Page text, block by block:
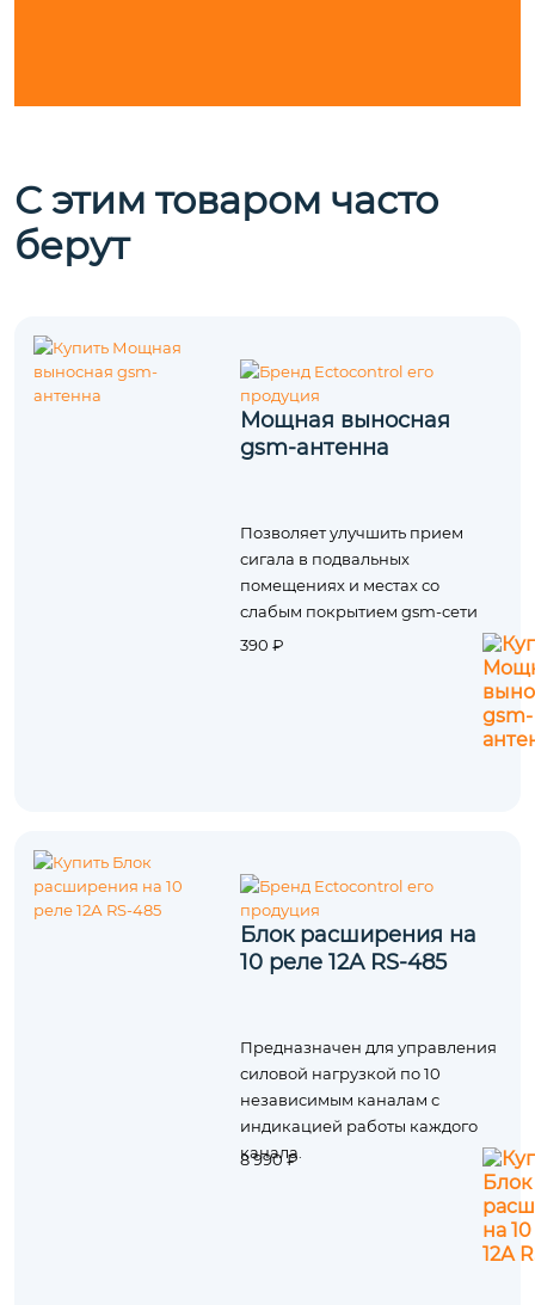
С этим товаром часто
берут
Мощная выносная
gsm-антенна
Позволяет улучшить прием
сигала в подвальных
помещениях и местах со
слабым покрытием gsm-сети
390 ₽
Блок расширения на
10 реле 12А RS-485
Предназначен для управления
силовой нагрузкой по 10
независимым каналам с
индикацией работы каждого
канала.
8 990 ₽